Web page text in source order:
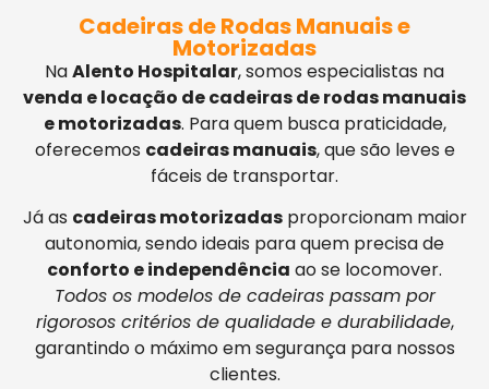
Cadeiras de Rodas Manuais e
Motorizadas
NaAlento Hospitalar, somos especialistas na
venda e locação de cadeiras de rodas manuais
e motorizadas. Para quem busca praticidade,
oferecemos cadeiras manuais, que são leves e
fáceis de transportar.
Já as cadeiras motorizadasproporcionam maior
autonomia, sendo ideais para quem precisa de
conforto e independência ao se locomover.
Todos os modelos de cadeiras passam por
rigorosos critérios de qualidade e durabilidade,
garantindo o máximo em segurança para nossos
clientes.